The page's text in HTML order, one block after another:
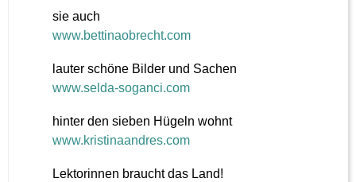
sie auch
www.bettinaobrecht.com
lauter schöne Bilder und Sachen
www.selda-soganci.com
hinter den sieben Hügeln wohnt
www.kristinaandres.com
Lektorinnen braucht das Land!